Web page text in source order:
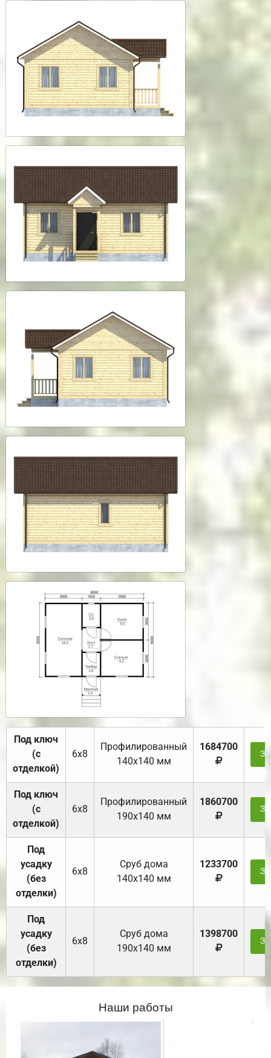
Под ключ
(с
отделкой)
6х8
Профилированный
140х140 мм
1684700
Под ключ
(с
отделкой)
6х8
Профилированный
190х140 мм
1860700
Под
усадку
(без
отделки)
6х8
Cруб дома
140х140 мм
1233700
Под
усадку
(без
отделки)
6х8
Cруб дома
190х140 мм
1398700
Наши работы